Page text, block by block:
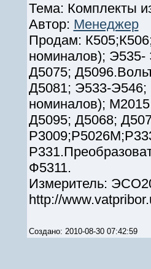
Тема: Комплекты
Автор: Менеджер
Продам:
номиналов);
Д5075;
Д5081; Э533-
номиналов);
Д5095; Д5068;
Ф5311.
Измеритель:
http://
Создано: 2010-08-30 07:42:59